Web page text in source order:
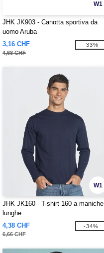
W1
JHK JK903 - Canotta sportiva da
uomo Aruba
3,16 CHF
4,68 CHF
-33%
W1
JHK JK160 - T-shirt 160 a maniche
lunghe
4,38 CHF
6,66 CHF
-34%